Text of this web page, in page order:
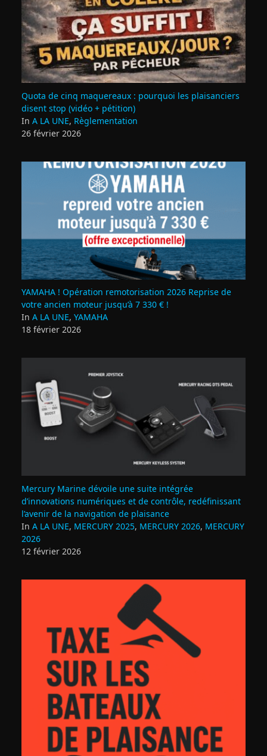
Quota de cinq maquereaux : pourquoi les plaisanciers
disent stop (vidéo + pétition)
In A LA UNE, Règlementation
26 février 2026
YAMAHA ! Opération remotorisation 2026 Reprise de
votre ancien moteur jusqu’à 7 330 € !
In A LA UNE, YAMAHA
18 février 2026
Mercury Marine dévoile une suite intégrée
d’innovations numériques et de contrôle, redéfinissant
l’avenir de la navigation de plaisance
In A LA UNE, MERCURY 2025, MERCURY 2026, MERCURY
2026
12 février 2026